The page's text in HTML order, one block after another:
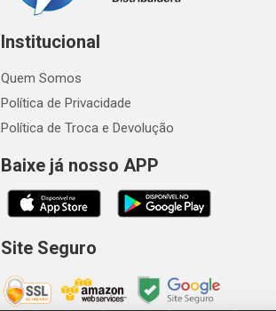
Institucional
Quem Somos
Política de Privacidade
Política de Troca e Devolução
Baixe já nosso APP
Site Seguro